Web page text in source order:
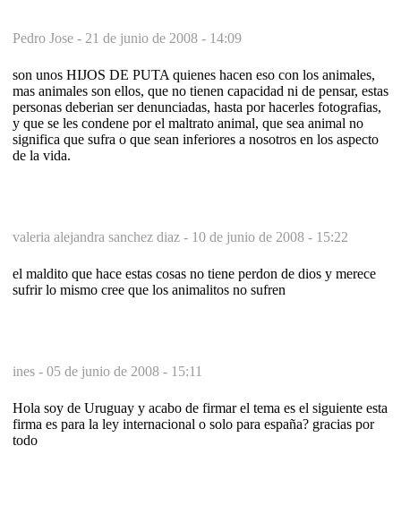
Pedro Jose - 21 de junio de 2008 - 14:09
son unos HIJOS DE PUTA quienes hacen eso con los animales,
mas animales son ellos, que no tienen capacidad ni de pensar, estas
personas deberian ser denunciadas, hasta por hacerles fotografias,
y que se les condene por el maltrato animal, que sea animal no
significa que sufra o que sean inferiores a nosotros en los aspecto
de la vida.
valeria alejandra sanchez diaz - 10 de junio de 2008 - 15:22
el maldito que hace estas cosas no tiene perdon de dios y merece
sufrir lo mismo cree que los animalitos no sufren
ines - 05 de junio de 2008 - 15:11
Hola soy de Uruguay y acabo de firmar el tema es el siguiente esta
firma es para la ley internacional o solo para españa? gracias por
todo